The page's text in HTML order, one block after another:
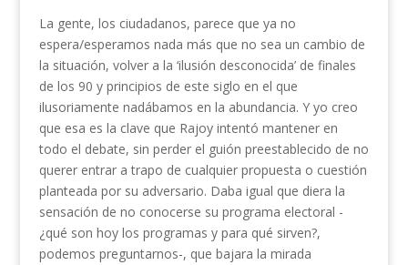
La gente, los ciudadanos, parece que ya no
espera/esperamos nada más que no sea un cambio de
la situación, volver a la ‘ilusión desconocida’ de finales
de los 90 y principios de este siglo en el que
ilusoriamente nadábamos en la abundancia. Y yo creo
que esa es la clave que Rajoy intentó mantener en
todo el debate, sin perder el guión preestablecido de no
querer entrar a trapo de cualquier propuesta o cuestión
planteada por su adversario. Daba igual que diera la
sensación de no conocerse su programa electoral -
¿qué son hoy los programas y para qué sirven?,
podemos preguntarnos-, que bajara la mirada